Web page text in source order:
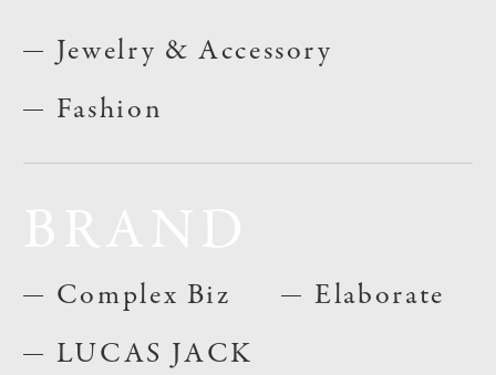
Jewelry & Accessory
Fashion
Complex Biz
LUCAS JACK
Elaborate